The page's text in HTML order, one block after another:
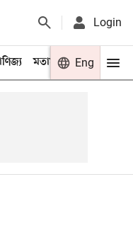
Login
মতামত খেলা
Eng